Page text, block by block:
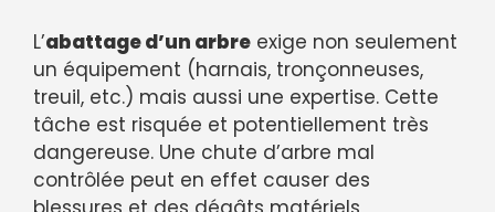
L’abattage d’un arbre exige non seulement
un équipement (harnais, tronçonneuses,
treuil, etc.) mais aussi une expertise. Cette
tâche est risquée et potentiellement très
dangereuse. Une chute d’arbre mal
contrôlée peut en effet causer des